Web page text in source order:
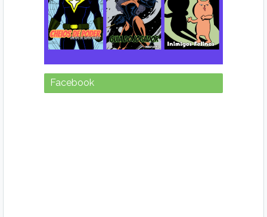
Facebook